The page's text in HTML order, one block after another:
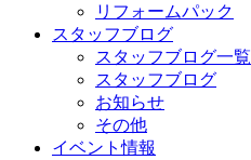
リフォームパック
スタッフブログ
スタッフブログ一覧
スタッフブログ
お知らせ
その他
イベント情報